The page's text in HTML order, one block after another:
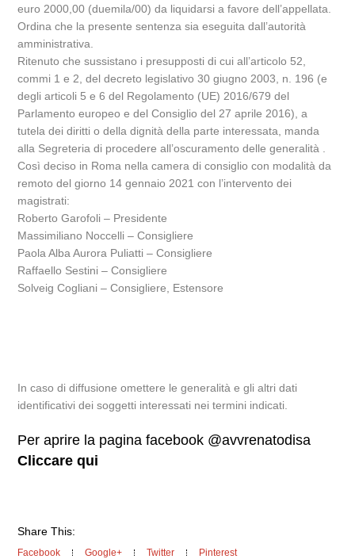
euro 2000,00 (duemila/00) da liquidarsi a favore dell’appellata.
Ordina che la presente sentenza sia eseguita dall’autorità
amministrativa.
Ritenuto che sussistano i presupposti di cui all’articolo 52,
commi 1 e 2, del decreto legislativo 30 giugno 2003, n. 196 (e
degli articoli 5 e 6 del Regolamento (UE) 2016/679 del
Parlamento europeo e del Consiglio del 27 aprile 2016), a
tutela dei diritti o della dignità della parte interessata, manda
alla Segreteria di procedere all’oscuramento delle generalità .
Così deciso in Roma nella camera di consiglio con modalità da
remoto del giorno 14 gennaio 2021 con l’intervento dei
magistrati:
Roberto Garofoli – Presidente
Massimiliano Noccelli – Consigliere
Paola Alba Aurora Puliatti – Consigliere
Raffaello Sestini – Consigliere
Solveig Cogliani – Consigliere, Estensore
In caso di diffusione omettere le generalità e gli altri dati
identificativi dei soggetti interessati nei termini indicati.
Per aprire la pagina facebook @avvrenatodisa
Cliccare qui
Share This:
Facebook Google+ Twitter Pinterest